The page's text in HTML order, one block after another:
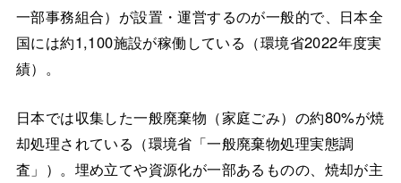
一部事務組合）が設置・運営するのが一般的で、日本全
国には約1,100施設が稼働している（環境省2022年度実
績）。
日本では収集した一般廃棄物（家庭ごみ）の約80%が焼
却処理されている（環境省「一般廃棄物処理実態調
査」）。埋め立てや資源化が一部あるものの、焼却が主